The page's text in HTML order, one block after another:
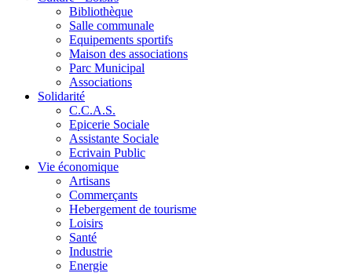
Bibliothèque
Salle communale
Equipements sportifs
Maison des associations
Parc Municipal
Associations
Solidarité
C.C.A.S.
Epicerie Sociale
Assistante Sociale
Ecrivain Public
Vie économique
Artisans
Commerçants
Hebergement de tourisme
Loisirs
Santé
Industrie
Energie